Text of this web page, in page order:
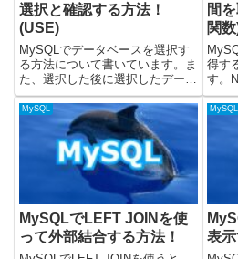
選択と確認する方法！
(USE)
MySQLでデータベースを選択す
る方法について書いています。ま
た、選択した後に選択したデータ
ベースを取得する方法についても
書いています。MySQLのバージ
ョン8.0.32で、動作を検証してい
ます。データベースを選択する方
法MySQLでデータ...
間
関
得す
す。
日付
ます
は
使
式ド
MySQL
MySQLでLEFT JOINを使
って外部結合する方法！
MySQL
表